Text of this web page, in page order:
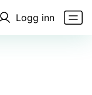
Logg inn